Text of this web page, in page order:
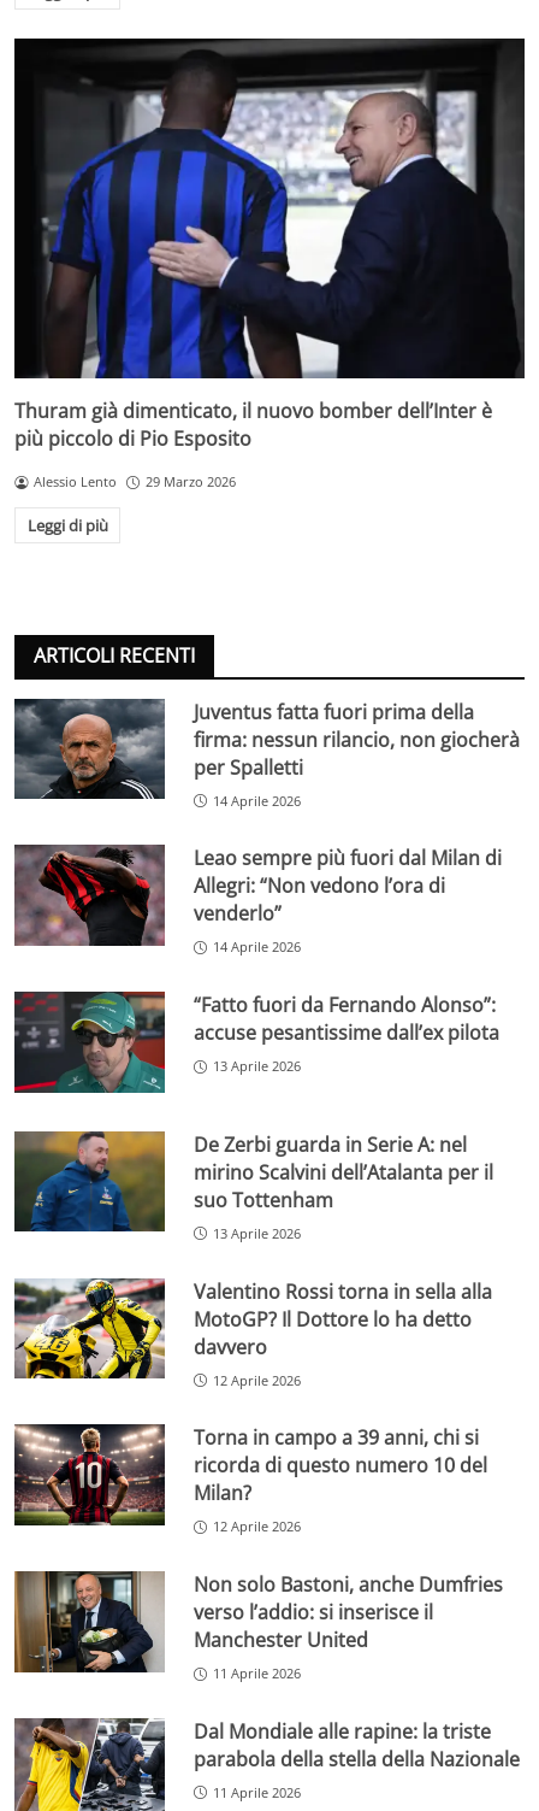
Thuram già dimenticato, il nuovo bomber dell’Inter è
più piccolo di Pio Esposito
Alessio Lento 29 Marzo 2026
Leggi di più
ARTICOLI RECENTI
Juventus fatta fuori prima della
firma: nessun rilancio, non giocherà
per Spalletti
14 Aprile 2026
Leao sempre più fuori dal Milan di
Allegri: “Non vedono l’ora di
venderlo”
14 Aprile 2026
“Fatto fuori da Fernando Alonso”:
accuse pesantissime dall’ex pilota
13 Aprile 2026
De Zerbi guarda in Serie A: nel
mirino Scalvini dell’Atalanta per il
suo Tottenham
13 Aprile 2026
Valentino Rossi torna in sella alla
MotoGP? Il Dottore lo ha detto
davvero
12 Aprile 2026
Torna in campo a 39 anni, chi si
ricorda di questo numero 10 del
Milan?
12 Aprile 2026
Non solo Bastoni, anche Dumfries
verso l’addio: si inserisce il
Manchester United
11 Aprile 2026
Dal Mondiale alle rapine: la triste
parabola della stella della Nazionale
11 Aprile 2026